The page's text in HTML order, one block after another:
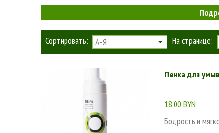
В отличие от химической косметической продукции, в
только «живые» компоненты природного
побочных эффектов в виде кожных высыпаний и
косметику для проблемной кожи купит потребитель.
Только органические косметические средства могут
экологичных компонентов:
лекарственных растений;
растительных экстрактов;
Сортировать: А-Я На странице:
Пенка для
18.00 BYN
Бодрость и